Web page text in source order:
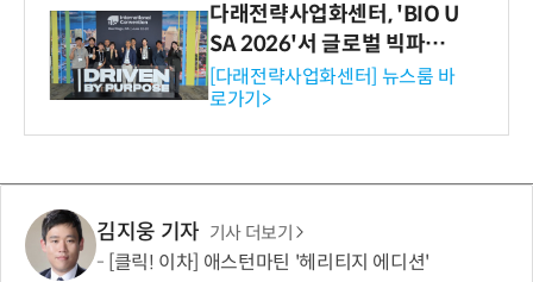
다래전략사업화센터, 'BIO U
SA 2026'서 글로벌 빅파마
와의 비즈니스 미팅 지원…K
-바이오 해외 진출 교두보 확
보
[다래전략사업화센터] 뉴스룸 바
로가기>
김지웅 기자 기사 더보기
[클릭! 이차] 애스턴마틴 '헤리티지 에디션'